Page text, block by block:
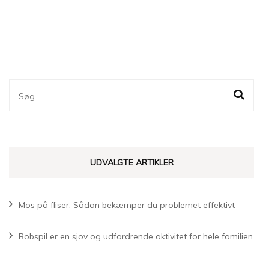
Søg
UDVALGTE ARTIKLER
Mos på fliser: Sådan bekæmper du problemet effektivt
Bobspil er en sjov og udfordrende aktivitet for hele familien